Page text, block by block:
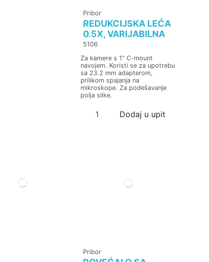
Pribor
REDUKCIJSKA LEĆA
0.5X, VARIJABILNA
5106
Za kamere s 1" C-mount
navojem. Koristi se za upotrebu
sa 23.2 mm adapterom,
prilikom spajanja na
mikroskope. Za podešavanje
polja slike.
Dodaj u upit
Pribor